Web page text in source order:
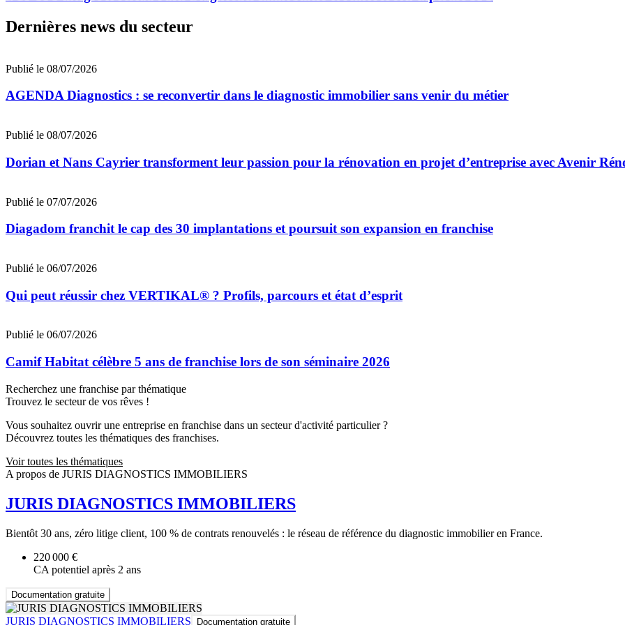
Dernières news du secteur
Publié le 08/07/2026
AGENDA Diagnostics : se reconvertir dans le diagnostic immobilier sans venir du métier
Publié le 08/07/2026
Dorian et Nans Cayrier transforment leur passion pour la rénovation en projet d’entreprise avec Avenir
Publié le 07/07/2026
Diagadom franchit le cap des 30 implantations et poursuit son expansion en franchise
Publié le 06/07/2026
Qui peut réussir chez VERTIKAL® ? Profils, parcours et état d’esprit
Publié le 06/07/2026
Camif Habitat célèbre 5 ans de franchise lors de son séminaire 2026
Recherchez une franchise par thématique
Trouvez le secteur de vos rêves !
Vous souhaitez ouvrir une entreprise en franchise dans un secteur d'activité particulier ?
Découvrez toutes les thématiques des franchises.
Voir toutes les thématiques
A propos de JURIS DIAGNOSTICS IMMOBILIERS
JURIS DIAGNOSTICS IMMOBILIERS
Bientôt 30 ans, zéro litige client, 100 % de contrats renouvelés : le réseau de référence du diagnostic immobilier en France.
220 000 €
CA potentiel après 2 ans
Documentation gratuite
JURIS DIAGNOSTICS IMMOBILIERS Documentation gratuite